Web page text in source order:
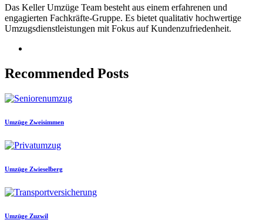
Das Keller Umzüge Team besteht aus einem erfahrenen und
engagierten Fachkräfte-Gruppe. Es bietet qualitativ hochwertige
Umzugsdienstleistungen mit Fokus auf Kundenzufriedenheit.
Recommended Posts
Umzüge Zweisimmen
Umzüge Zwieselberg
Umzüge Zuzwil